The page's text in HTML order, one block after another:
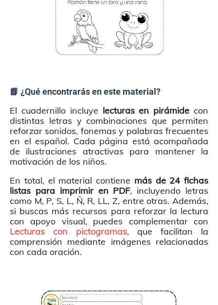
📘 ¿Qué encontrarás en este material?
El cuadernillo incluye lecturas en pirámide con
distintas letras y combinaciones que permiten
reforzar sonidos, fonemas y palabras frecuentes
en el español. Cada página está acompañada
de ilustraciones atractivas para mantener la
motivación de los niños.
En total, el material contiene más de 24 fichas
listas para imprimir en PDF, incluyendo letras
como M, P, S, L, Ñ, R, LL, Z, entre otras. Además,
si buscas más recursos para reforzar la lectura
con apoyo visual, puedes complementar con
Lecturas con pictogramas, que facilitan la
comprensión mediante imágenes relacionadas
con cada oración.